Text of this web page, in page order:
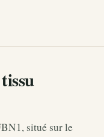
situé sur le